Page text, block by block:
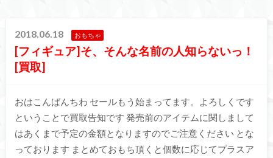
2018.06.18 おもちゃ
[フィギュア]そ、そんな名前の人知らないっ！
[買取]
おはこんばんちわ セールもう始まってます。よろしくです
ということで買取告知です 発売前のアイテムに関しまして
はあくまで予定の金額となりますのでご注意ください とな
っております まとめておもち頂くと個数に応じてプラスア